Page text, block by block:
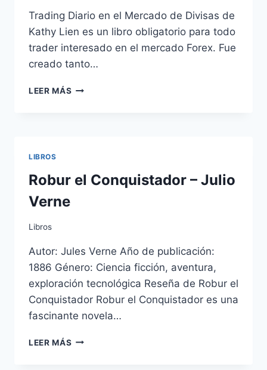
Trading Diario en el Mercado de Divisas de
Kathy Lien es un libro obligatorio para todo
trader interesado en el mercado Forex. Fue
creado tanto…
LEER MÁS TRADING
LIBROS
Robur el Conquistador – Julio
Verne
Libros
Autor: Jules Verne Año de publicación:
1886 Género: Ciencia ficción, aventura,
exploración tecnológica Reseña de Robur el
Conquistador Robur el Conquistador es una
fascinante novela…
LEER MÁS ROBUR